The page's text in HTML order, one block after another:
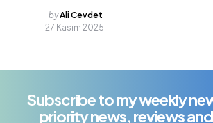
Posted
by
byAli Cevdet
27 Kasım 2025
Subscribe to my weekly
priority news, reviews